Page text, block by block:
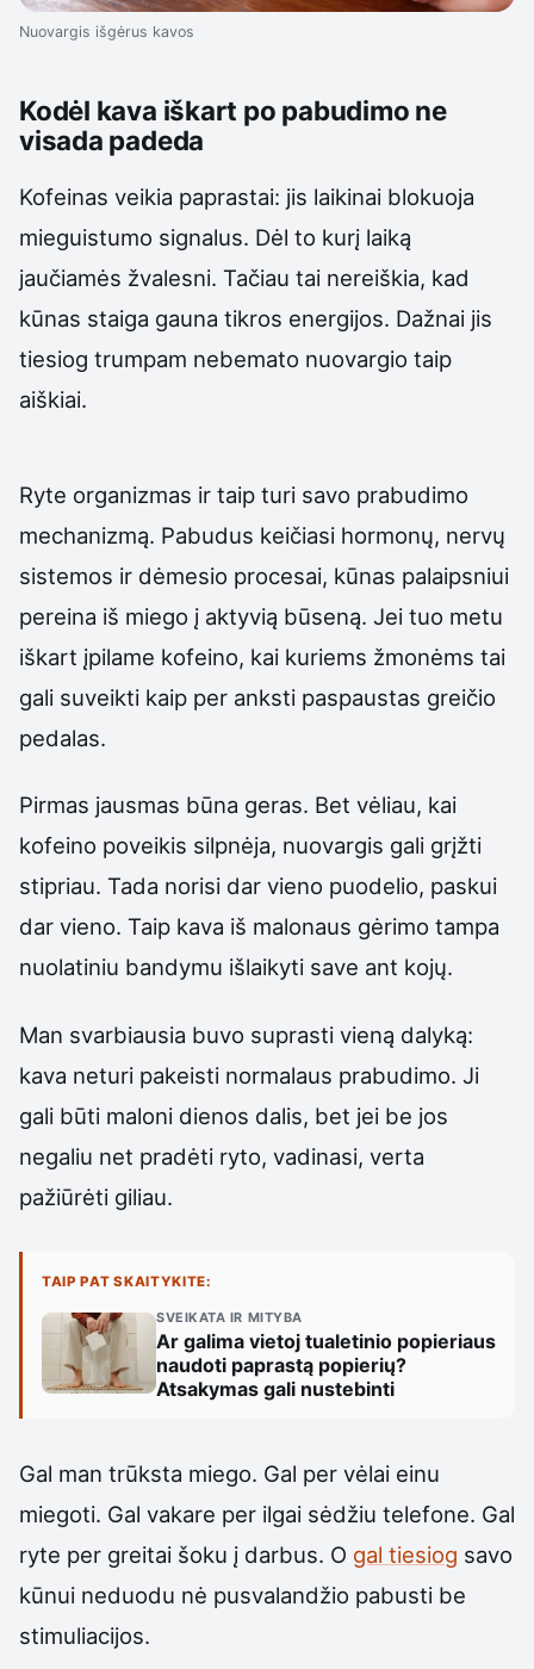
Nuovargis išgėrus kavos
Kodėl kava iškart po pabudimo ne
visada padeda
Kofeinas veikia paprastai: jis laikinai blokuoja
mieguistumo signalus. Dėl to kurį laiką
jaučiamės žvalesni. Tačiau tai nereiškia, kad
kūnas staiga gauna tikros energijos. Dažnai jis
tiesiog trumpam nebemato nuovargio taip
aiškiai.
Ryte organizmas ir taip turi savo prabudimo
mechanizmą. Pabudus keičiasi hormonų, nervų
sistemos ir dėmesio procesai, kūnas palaipsniui
pereina iš miego į aktyvią būseną. Jei tuo metu
iškart įpilame kofeino, kai kuriems žmonėms tai
gali suveikti kaip per anksti paspaustas greičio
pedalas.
Pirmas jausmas būna geras. Bet vėliau, kai
kofeino poveikis silpnėja, nuovargis gali grįžti
stipriau. Tada norisi dar vieno puodelio, paskui
dar vieno. Taip kava iš malonaus gėrimo tampa
nuolatiniu bandymu išlaikyti save ant kojų.
Man svarbiausia buvo suprasti vieną dalyką:
kava neturi pakeisti normalaus prabudimo. Ji
gali būti maloni dienos dalis, bet jei be jos
negaliu net pradėti ryto, vadinasi, verta
pažiūrėti giliau.
TAIP PAT SKAITYKITE:
SVEIKATA IR MITYBA
Ar galima vietoj tualetinio popieriaus
naudoti paprastą popierių?
Atsakymas gali nustebinti
Gal man trūksta miego. Gal per vėlai einu
miegoti. Gal vakare per ilgai sėdžiu telefone. Gal
ryte per greitai šoku į darbus. O gal tiesiog savo
kūnui neduodu nė pusvalandžio pabusti be
stimuliacijos.